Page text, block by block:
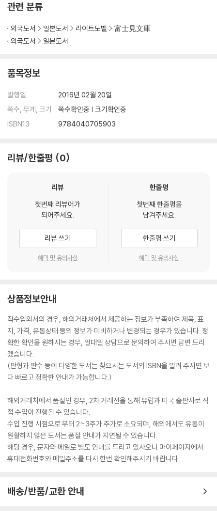
관련 분류
외국도서 일본도서 라이트노벨
富士見文庫
외국도서
일본도서
품목정보
발행일
2016년 02월 20일
쪽수, 무게, 크기
쪽수확인중 | 크기확인중
ISBN13
9784040705903
리뷰/한줄평 0
리뷰
첫번째 리뷰어가
되어주세요.
리뷰 쓰기
혜택 및 유의사항
한줄평
첫번째 한줄평을
남겨주세요.
한줄평 쓰기
혜택 및 유의사항
상품정보안내
직수입외서의 경우, 해외거래처에서 제공하는 정보가 부족하여 제목, 표
지, 가격, 유통상태 등의 정보가 미비하거나 변경되는 경우가 있습니다. 정
확한 확인을 원하시는 경우, 일대일 상담으로 문의하여 주시면 답변 드리
겠습니다.
(판형과 판수 등이 다양한 도서는 찾으시는 도서의 ISBN을 알려 주시면 보
다 빠르고 정확한 안내가 가능합니다.)
해외거래처에서 품절인 경우, 2차 거래선을 통해 유럽과 미국 출판사로 직
접 수입이 진행될 수 있습니다.
수입 진행 시점으로 부터 2~3주가 추가로 소요되며, 해외에서도 유통이
원활하지 않은 도서는 품절 안내가 지연될 수 있습니다.
해당 경우, 문자와 메일로 별도 안내를 드리고 있사오니 마이페이지에서
휴대전화번호와 메일주소를 다시 한번 확인해주시기 바랍니다.
배송/반품/교환 안내